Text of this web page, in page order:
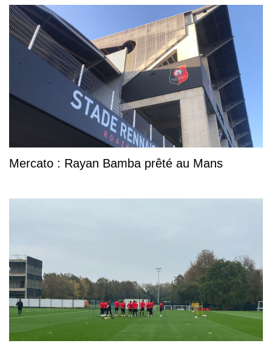
Mercato : Rayan Bamba prêté au Mans